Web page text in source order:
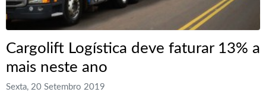
Cargolift Logística deve faturar 13% a
mais neste ano
Sexta, 20 Setembro 2019